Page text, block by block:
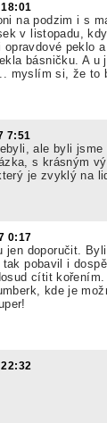
na podzim i s
v listopadu,
peklo
básničku. A u
myslím si, že to
7:51
ale byli
s krásným
je zvyklý na
0:17
jen doporučit.
pobavil i
cítit
kde je